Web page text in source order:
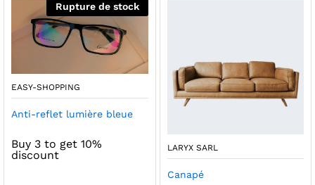
Rupture de stock
EASY-SHOPPING
Anti-reflet lumière bleue
Buy 3 to get 10%
discount
LARYX SARL
Canapé